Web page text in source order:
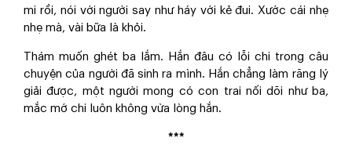
mi rồi, nói với người say như háy với kẻ đui. Xước cái nhẹ
nhẹ mà, vài bữa là khỏi.
Thám muốn ghét ba lắm. Hắn đâu có lỗi chi trong câu
chuyện của người đã sinh ra mình. Hắn chẳng làm răng lý
giải được, một người mong có con trai nối dõi như ba,
mắc mớ chi luôn không vừa lòng hắn.
***